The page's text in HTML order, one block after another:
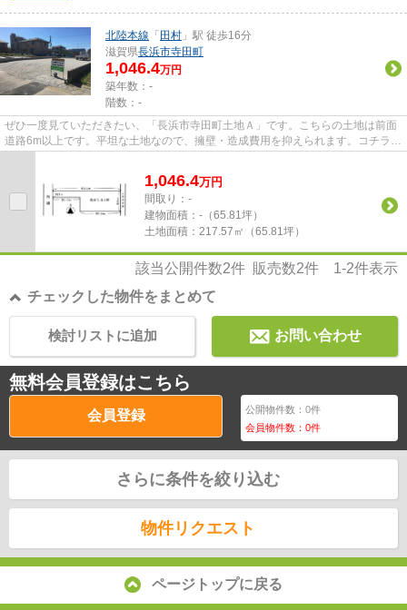
北陸本線 「 田村 」駅 徒歩16分
滋賀県長浜市寺田町
1,046.4万円
築年数：-
階数：-
ぜひ一度見ていただきたい、「長浜市寺田町土地Ａ」です。こちらの土地は前面
道路6m以上です。平坦な土地なので、擁壁・造成費用を抑えられます。コチラは
1,046.4万円
間取り：-
建物面積： -（65.81坪）
土地面積： 217.57㎡（65.81坪）
該当公開件数2件 販売数2件 1-2件表示
チェックした物件をまとめて
お問い合わせ
検討リストに追加
無料会員登録はこちら
会員登録 公開物件数：0件
会員物件数：0件
さらに条件を絞り込む
物件リクエスト
ページトップに戻る